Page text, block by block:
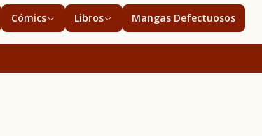
Cómics Libros Mangas Defectuosos